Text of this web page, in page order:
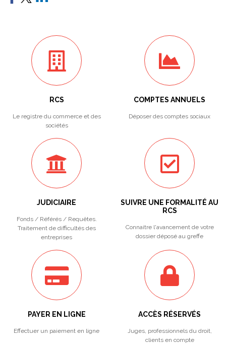
RCS
Le registre du commerce et des
sociétés
COMPTES ANNUELS
Déposer des comptes sociaux
JUDICIAIRE
Fonds / Référés / Requêtes.
Traitement de difficultés des
entreprises
SUIVRE UNE FORMALITÉ AU
RCS
Connaitre l'avancement de votre
dossier déposé au greffe
PAYER EN LIGNE
Effectuer un paiement en ligne
ACCÈS RÉSERVÉS
Juges, professionnels du droit,
clients en compte